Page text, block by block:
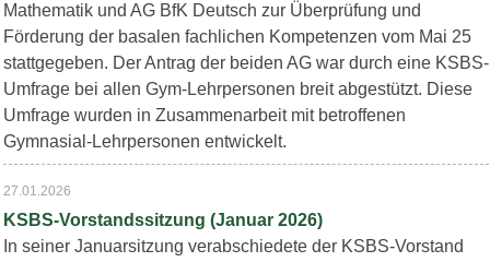
Mathematik und AG BfK Deutsch zur Überprüfung und
Förderung der basalen fachlichen Kompetenzen vom Mai 25
stattgegeben. Der Antrag der beiden AG war durch eine KSBS-
Umfrage bei allen Gym-Lehrpersonen breit abgestützt. Diese
Umfrage wurden in Zusammenarbeit mit betroffenen
Gymnasial-Lehrpersonen entwickelt.
27.01.2026
KSBS-Vorstandssitzung (Januar 2026)
In seiner Januarsitzung verabschiedete der KSBS-Vorstand